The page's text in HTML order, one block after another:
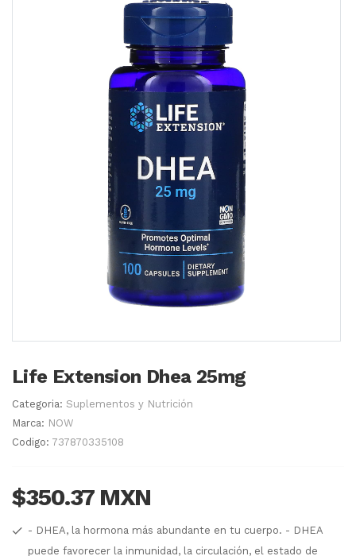
Life Extension Dhea 25mg
Categoria: Suplementos y Nutrición
Marca: NOW
Codigo: 737870335108
$350.37 MXN
- DHEA, la hormona más abundante en tu cuerpo. - DHEA
puede favorecer la inmunidad, la circulación, el estado de